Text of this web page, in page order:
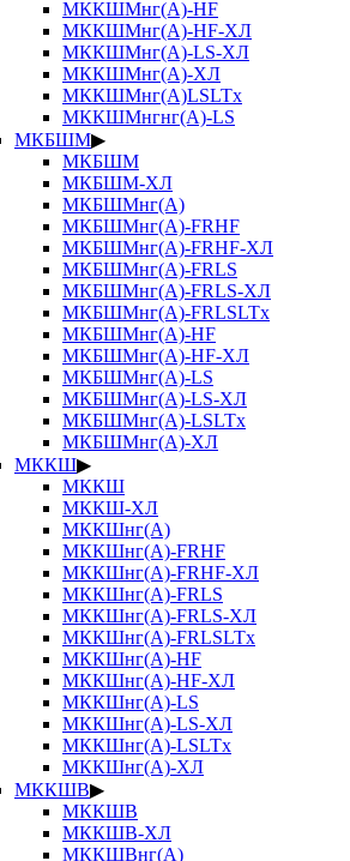
МККШМнг(А)-HF
МККШМнг(А)-HF-ХЛ
МККШМнг(А)-LS-ХЛ
МККШМнг(А)-ХЛ
МККШМнг(А)LSLTx
МККШМнгнг(А)-LS
МКБШМ▶
МКБШМ
МКБШМ-ХЛ
МКБШМнг(А)
МКБШМнг(А)-FRHF
МКБШМнг(А)-FRHF-ХЛ
МКБШМнг(А)-FRLS
МКБШМнг(А)-FRLS-ХЛ
МКБШМнг(А)-FRLSLTx
МКБШМнг(А)-HF
МКБШМнг(А)-HF-ХЛ
МКБШМнг(А)-LS
МКБШМнг(А)-LS-ХЛ
МКБШМнг(А)-LSLTx
МКБШМнг(А)-ХЛ
МККШ▶
МККШ
МККШ-ХЛ
МККШнг(А)
МККШнг(А)-FRHF
МККШнг(А)-FRHF-ХЛ
МККШнг(А)-FRLS
МККШнг(А)-FRLS-ХЛ
МККШнг(А)-FRLSLTx
МККШнг(А)-HF
МККШнг(А)-HF-ХЛ
МККШнг(А)-LS
МККШнг(А)-LS-ХЛ
МККШнг(А)-LSLTx
МККШнг(А)-ХЛ
МККШВ▶
МККШВ
МККШВ-ХЛ
МККШВнг(А)